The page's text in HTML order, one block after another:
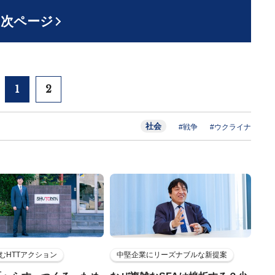
次ページ
1 2
社会 #戦争 #ウクライナ
HTTアクション 中堅企業にリーズナブルな新提案